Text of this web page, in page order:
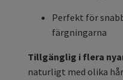
Perfekt för
färgningarna
Tillgänglig i flera
naturligt med olika